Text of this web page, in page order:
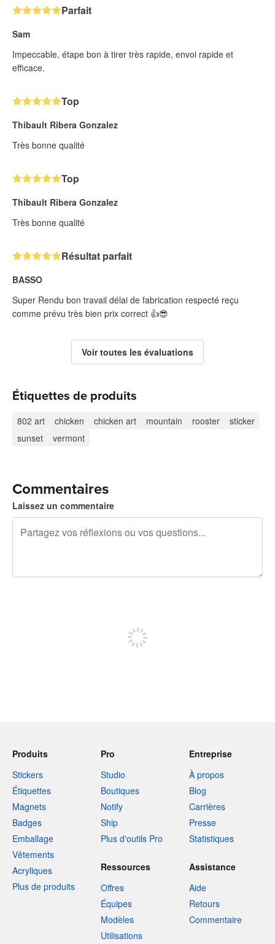
Parfait
Sam
Impeccable, étape bon à tirer très rapide, envoi rapide et
efficace.
Top
Thibault Ribera Gonzalez
Très bonne qualité
Top
Thibault Ribera Gonzalez
Très bonne qualité
Résultat parfait
BASSO
Super Rendu bon travail délai de fabrication respecté reçu
comme prévu très bien prix correct 👍😎
Voir toutes les évaluations
Étiquettes de produits
802 art chicken chicken art mountain rooster
sticker
sunset
vermont
Commentaires
Laissez un commentaire
Produits
Stickers
Étiquettes
Magnets
Badges
Emballage
Vêtements
Acryliques
Plus de produits
Pro
Studio
Boutiques
Notify
Ship
Plus d'outils Pro
Entreprise
À propos
Blog
Carrières
Presse
Statistiques
Ressources
Offres
Équipes
Modèles
Utilisations
Assistance
Aide
Retours
Commentaire